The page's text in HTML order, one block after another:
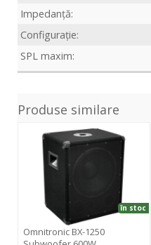
Impedanță:
Configurație:
SPL maxim:
Produse similare
Subwoofer
Omnitronic BX-1250
în stoc